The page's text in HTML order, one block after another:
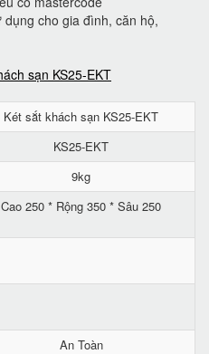
cho gia đình, căn hộ,
Két sắt khách sạn KS25-EKT
KS25-EKT
9kg
Cao 250 * Rộng 350 * Sâu 250
An Toàn